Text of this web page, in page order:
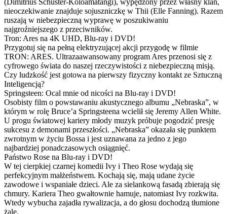
(Dimitrius Schuster-Koloamatangi), wypędzony przez własny klan,
nieoczekiwanie znajduje sojuszniczkę w Thii (Elle Fanning). Razem
ruszają w niebezpieczną wyprawę w poszukiwaniu
najgroźniejszego z przeciwników.
Tron: Ares na 4K UHD, Blu-ray i DVD!
Przygotuj się na pełną elektryzującej akcji przygodę w filmie
TRON: ARES. Ultrazaawansowany program Ares przenosi się z
cyfrowego świata do naszej rzeczywistości z niebezpieczną misją.
Czy ludzkość jest gotowa na pierwszy fizyczny kontakt ze Sztuczną
Inteligencją?
Springsteen: Ocal mnie od nicości na Blu-ray i DVD!
Osobisty film o powstawaniu akustycznego albumu „Nebraska”, w
którym w rolę Bruce’a Springsteena wcielił się Jeremy Allen White.
U progu światowej kariery młody muzyk próbuje pogodzić presję
sukcesu z demonami przeszłości. „Nebraska” okazała się punktem
zwrotnym w życiu Bossa i jest uznawana za jedno z jego
najbardziej ponadczasowych osiągnięć.
Państwo Rose na Blu-ray i DVD!
W tej cierpkiej czarnej komedii Ivy i Theo Rose wydają się
perfekcyjnym małżeństwem. Kochają się, mają udane życie
zawodowe i wspaniałe dzieci. Ale za sielankową fasadą zbierają się
chmury. Kariera Theo gwałtownie hamuje, natomiast Ivy rozkwita.
Wtedy wybucha zajadła rywalizacja, a do głosu dochodzą tłumione
żale.